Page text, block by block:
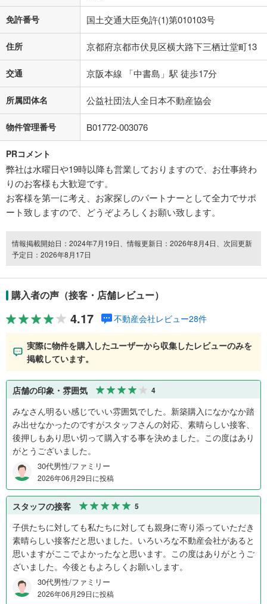
免許番号 国土交通大臣免許(1)第010103号
住所 京都府京都市伏見区横大路下三栖辻堂町13
交通 京阪本線 「中書島」駅 徒歩17分
所属団体名 公益社団法人全日本不動産協会
物件管理番号 B01772-003076
PRコメント
弊社は水曜日や19時以降も営業しておりますので、お仕事終わ
りのお客様も大歓迎です。
お客様を第一に考え、お家探しのパートナーとして全力でサポ
ート致しますので、どうぞよろしくお願い致します。
情報掲載開始日：2024年7月19日、情報更新日：2026年8月4日、次回更新
予定日：2026年8月17日
購入者の声（接客・店舗レビュー）
4.17 不動産会社レビュー28件
実際に物件を購入したユーザーから収集したレビューのみを
掲載しています。
店舗の印象・雰囲気 4
みなさん明るい感じでいい雰囲気でした。新築購入になかなか踏
み出せなかったのですがスタッフさんの対応、素晴らしい接客、
後押しもあり思い切って購入する事を決めました。この度はあり
がとうございました。
30代男性/ファミリー
2026年06月29日に投稿
スタッフの接客 5
子供たちに対しても私たちに対しても親身に寄り添っていただき
素晴らしい接客だと思いました。いろいろな不動産会社があると
思いますがここでよかったなと思います。この度はありがとうご
ざいました。今後ともよろしくお願いします。
30代男性/ファミリー
2026年06月29日に投稿